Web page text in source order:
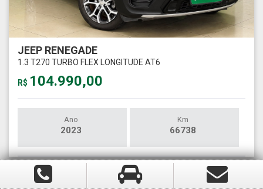
JEEP RENEGADE
1.3 T270 TURBO FLEX LONGITUDE AT6
R$ 104.990,00
Ano
2023
Km
66738